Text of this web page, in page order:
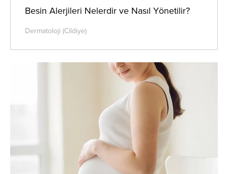
Besin Alerjileri Nelerdir ve Nasıl Yönetilir?
Dermatoloji (Cildiye)